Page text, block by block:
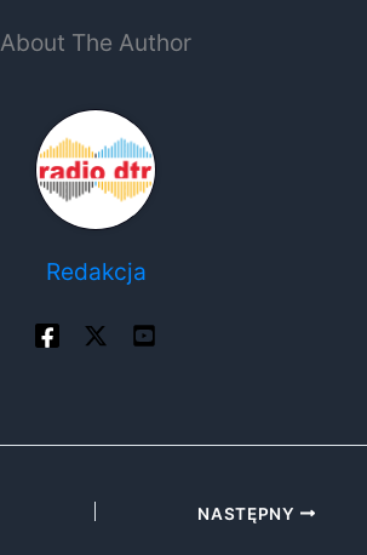
About The Author
Redakcja
NASTĘPNY